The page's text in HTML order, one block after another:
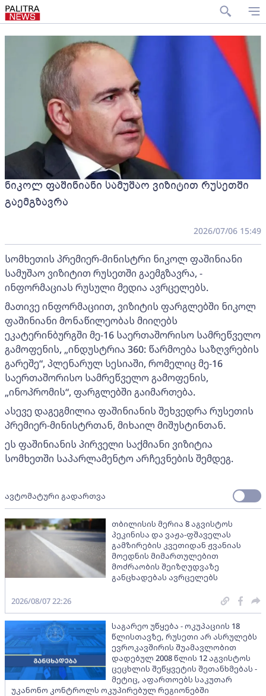
ნიკოლ ფაშინიანი სამუშაო ვიზიტით რუსეთში
გაემგზავრა
2026/07/06 15:49
სომხეთის პრემიერ-მინისტრი ნიკოლ ფაშინიანი
სამუშაო ვიზიტით რუსეთში გაემგზავრა, -
ინფორმაციას რუსული მედია ავრცელებს.
მათივე ინფორმაციით, ვიზიტის ფარგლებში ნიკოლ
ფაშინიანი მონაწილეობას მიიღებს
ეკატერინბურგში მე-16 საერთაშორისო სამრეწველო
გამოფენის, „ინდუსტრია 360: წარმოება საზღვრების
გარეშე“, პლენარულ სესიაში, რომელიც მე-16
საერთაშორისო სამრეწველო გამოფენის,
„ინოპრომის“, ფარგლებში გაიმართება.
ასევე დაგეგმილია ფაშინიანის შეხვედრა რუსეთის
პრემიერ-მინისტრთან, მიხაილ მიშუსტინთან.
ეს ფაშინიანის პირველი საქმიანი ვიზიტია
სომხეთში საპარლამენტო არჩევნების შემდეგ.
ავტომატური გადართვა
თბილისის მერია 8 აგვისტოს
პეკინისა და ვაჟა-ფშაველას
გამზირების კვეთიდან ჟვანიას
მოედნის მიმართულებით
მოძრაობის შეიზღუდვაზე
განცხადებას ავრცელებს
2026/08/07 22:26
საგარეო უწყება - ოკუპაციის 18
წლისთავზე, რუსეთი არ ასრულებს
ევროკავშირის შუამავლობით
დადებულ 2008 წლის 12 აგვისტოს
ცეცხლის შეწყვეტის შეთანხმებას -
მეტიც, აფართოებს საკუთარ
უკანონო კონტროლს ოკუპირებულ რეგიონებში